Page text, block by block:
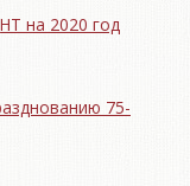
на 2020 год
75-